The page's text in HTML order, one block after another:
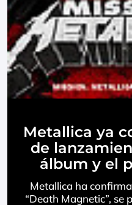
Metallica ya
de
álbum y el
Metallica ha
“Death Magnetic”, se